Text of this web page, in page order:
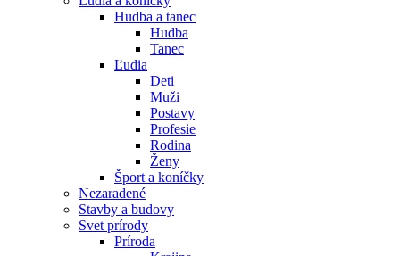
Hudba a tanec
Hudba
Tanec
Ľudia
Deti
Muži
Postavy
Profesie
Rodina
Ženy
Šport a koníčky
Nezaradené
Stavby a budovy
Svet prírody
Príroda